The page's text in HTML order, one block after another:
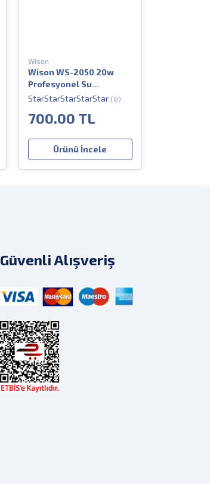
Wison
Wison WS-2050 20w
Profesyonel Su
Geçirmez Şarjlı Kafa(0)
700.00 TL
Ürünü İncele
Güvenli Alışveriş